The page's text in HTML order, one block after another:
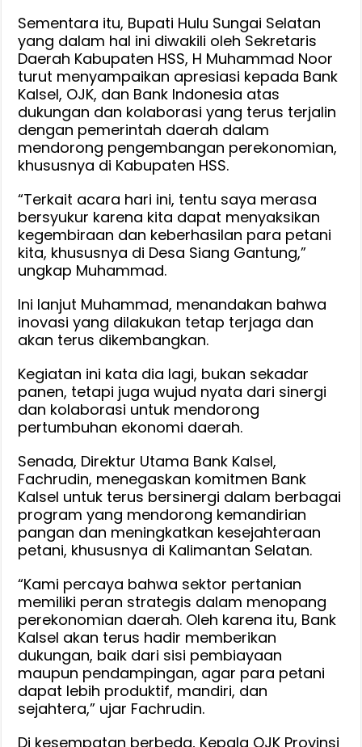
Sementara itu, Bupati Hulu Sungai Selatan
yang dalam hal ini diwakili oleh Sekretaris
Daerah Kabupaten HSS, H Muhammad Noor
turut menyampaikan apresiasi kepada Bank
Kalsel, OJK, dan Bank Indonesia atas
dukungan dan kolaborasi yang terus terjalin
dengan pemerintah daerah dalam
mendorong pengembangan perekonomian,
khususnya di Kabupaten HSS.
“Terkait acara hari ini, tentu saya merasa
bersyukur karena kita dapat menyaksikan
kegembiraan dan keberhasilan para petani
kita, khususnya di Desa Siang Gantung,”
ungkap Muhammad.
Ini lanjut Muhammad, menandakan bahwa
inovasi yang dilakukan tetap terjaga dan
akan terus dikembangkan.
Kegiatan ini kata dia lagi, bukan sekadar
panen, tetapi juga wujud nyata dari sinergi
dan kolaborasi untuk mendorong
pertumbuhan ekonomi daerah.
Senada, Direktur Utama Bank Kalsel,
Fachrudin, menegaskan komitmen Bank
Kalsel untuk terus bersinergi dalam berbagai
program yang mendorong kemandirian
pangan dan meningkatkan kesejahteraan
petani, khususnya di Kalimantan Selatan.
“Kami percaya bahwa sektor pertanian
memiliki peran strategis dalam menopang
perekonomian daerah. Oleh karena itu, Bank
Kalsel akan terus hadir memberikan
dukungan, baik dari sisi pembiayaan
maupun pendampingan, agar para petani
dapat lebih produktif, mandiri, dan
sejahtera,” ujar Fachrudin.
Di kesempatan berbeda, Kepala OJK Provinsi